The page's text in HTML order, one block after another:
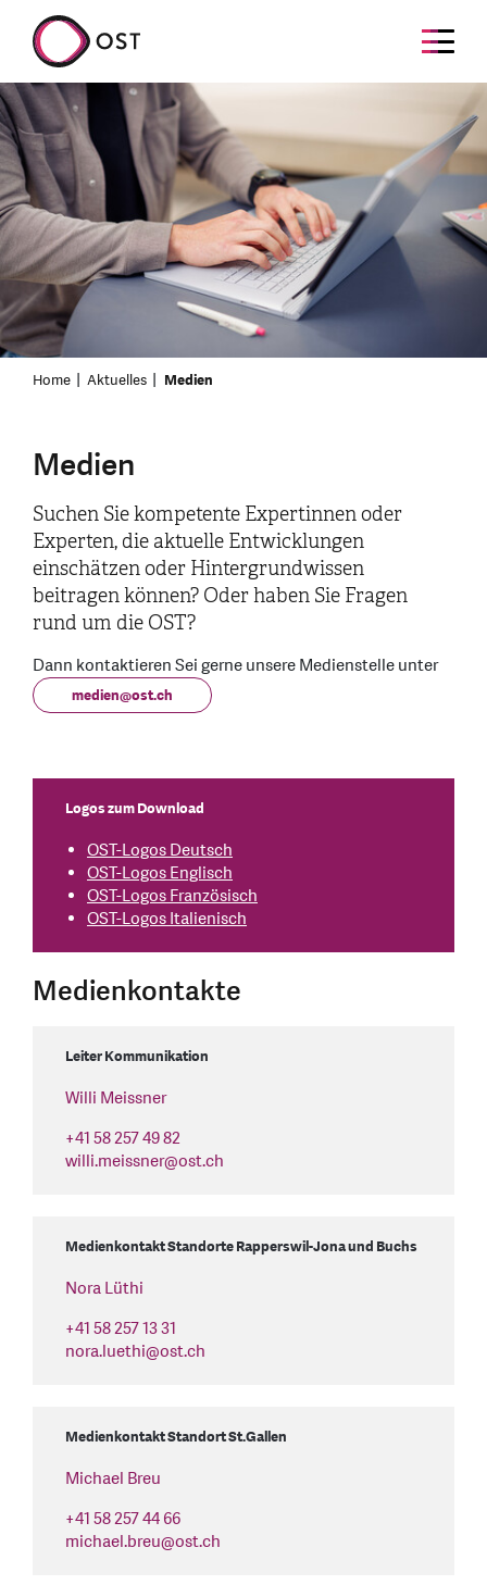
Home Aktuelles Medien
Medien
Suchen Sie kompetente Expertinnen oder
Experten, die aktuelle Entwicklungen
einschätzen oder Hintergrundwissen
beitragen können? Oder haben Sie Fragen
rund um die OST?
Dann kontaktieren Sei gerne unsere Medienstelle unter
medien@ost.ch
Logos zum Download
OST-Logos Deutsch
OST-Logos Englisch
OST-Logos Französisch
OST-Logos Italienisch
Medienkontakte
Leiter Kommunikation
Willi Meissner
+41 58 257 49 82
willi.meissner@ost.ch
Medienkontakt Standorte Rapperswil-Jona und Buchs
Nora Lüthi
+41 58 257 13 31
nora.luethi@ost.ch
Medienkontakt Standort St.Gallen
Michael Breu
+41 58 257 44 66
michael.breu@ost.ch